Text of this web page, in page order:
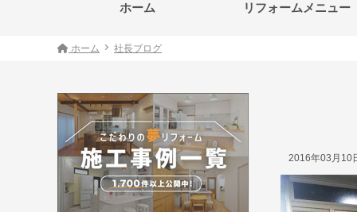
ホーム リフォームメニュー
ホーム 社長ブログ
2016年03月10